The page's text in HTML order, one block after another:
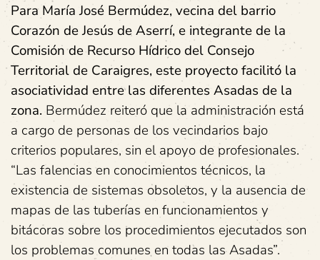
Para María José Bermúdez, vecina del barrio
Corazón de Jesús de Aserrí, e integrante de la
Comisión de Recurso Hídrico del Consejo
Territorial de Caraigres, este proyecto facilitó la
asociatividad entre las diferentes Asadas de la
zona. Bermúdez reiteró que la administración está
a cargo de personas de los vecindarios bajo
criterios populares, sin el apoyo de profesionales.
“Las falencias en conocimientos técnicos, la
existencia de sistemas obsoletos, y la ausencia de
mapas de las tuberías en funcionamientos y
bitácoras sobre los procedimientos ejecutados son
los problemas comunes en todas las Asadas”.